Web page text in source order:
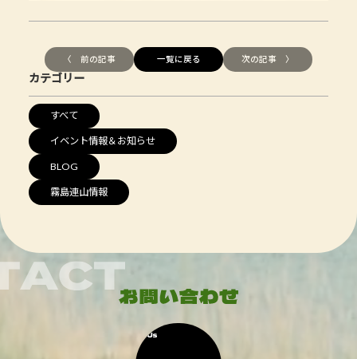
〈 前の記事 一覧に戻る 次の記事 〉
カテゴリー
すべて
イベント情報＆お知らせ
BLOG
霧島連山情報